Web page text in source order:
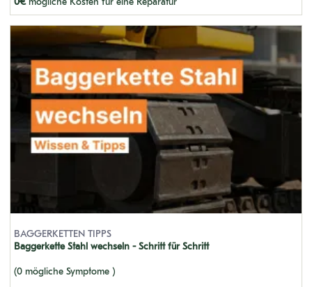
SOLAR 220 N-V 1051-UP
DH200 LC
DH130
SOLAR 200 LC
DH170
DX380 LC 5001-5182
DX480 LC 10553-UP
SOLAR 225 LC-7
DX 520 LC 10099-UP
0€mögliche Kosten für eine Reparatur
BAGGERKETTEN TIPPS
Baggerkette Stahl wechseln - Schritt für Schritt
(0 mögliche Symptome )